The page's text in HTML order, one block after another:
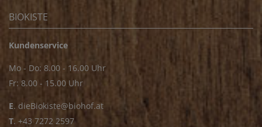
BIOKISTE
Kundenservice
Mo - Do: 8.00 - 16.00 Uhr
Fr: 8.00 - 15.00 Uhr
E. dieBiokiste@biohof.at
T. +43 7272 2597